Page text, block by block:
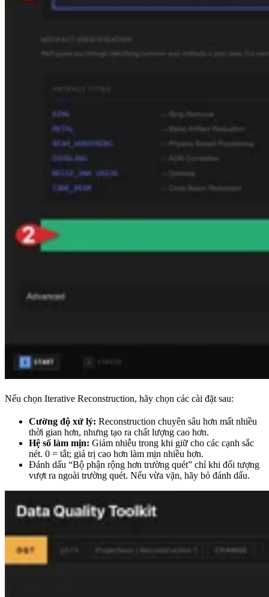
Nếu chọn Iterative Reconstruction, hãy chọn các cài đặt sau:
Cường độ xử lý: Reconstruction chuyên sâu hơn mất nhiều
thời gian hơn, nhưng tạo ra chất lượng cao hơn.
Hệ số làm mịn: Giảm nhiễu trong khi giữ cho các cạnh sắc
nét. 0 = tắt; giá trị cao hơn làm mịn nhiều hơn.
Đánh dấu “Bộ phận rộng hơn trường quét” chỉ khi đối tượng
vượt ra ngoài trường quét. Nếu vừa vặn, hãy bỏ đánh dấu.